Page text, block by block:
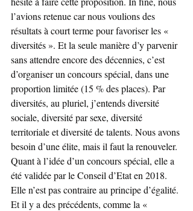
l’avions retenue car nous voulions des
résultats à court terme pour favoriser les «
diversités ». Et la seule manière d’y parvenir
sans attendre encore des décennies, c’est
d’organiser un concours spécial, dans une
proportion limitée (15 % des places). Par
diversités, au pluriel, j’entends diversité
sociale, diversité par sexe, diversité
territoriale et diversité de talents. Nous avons
besoin d’une élite, mais il faut la renouveler.
Quant à l’idée d’un concours spécial, elle a
été validée par le Conseil d’Etat en 2018.
Elle n’est pas contraire au principe d’égalité.
Et il y a des précédents, comme la «